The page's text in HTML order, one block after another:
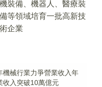
機裝備、機器人、醫療裝
備等領域培育一批高新技
術企業
械行業力爭營業收入年
收入突破10萬億元